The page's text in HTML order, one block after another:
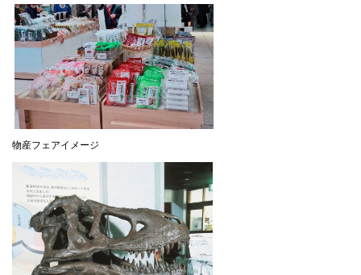
物産フェアイメージ